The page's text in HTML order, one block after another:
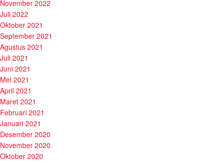
November 2022
Juli 2022
Oktober 2021
September 2021
Agustus 2021
Juli 2021
Juni 2021
Mei 2021
April 2021
Maret 2021
Februari 2021
Januari 2021
Desember 2020
November 2020
Oktober 2020